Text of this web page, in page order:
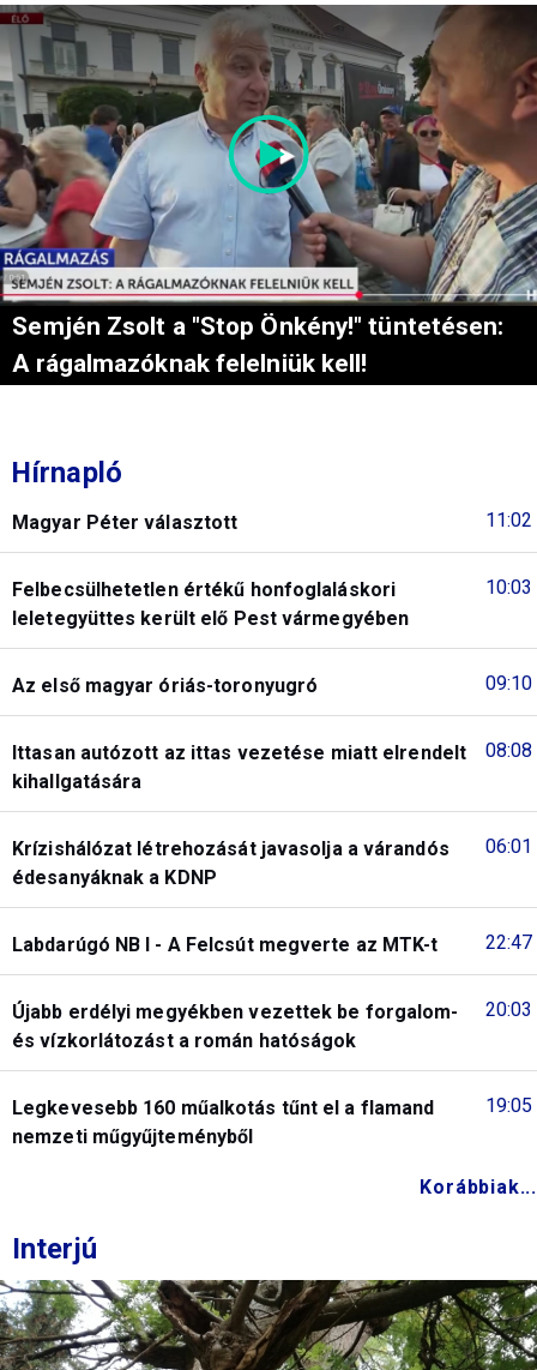
Semjén Zsolt a "Stop Önkény!" tüntetésen:
A rágalmazóknak felelniük kell!
Hírnapló
11:02
Magyar Péter választott
10:03
Felbecsülhetetlen értékű honfoglaláskori
leletegyüttes került elő Pest vármegyében
09:10
Az első magyar óriás-toronyugró
08:08
Ittasan autózott az ittas vezetése miatt elrendelt
kihallgatására
06:01
Krízishálózat létrehozását javasolja a várandós
édesanyáknak a KDNP
22:47
Labdarúgó NB I - A Felcsút megverte az MTK-t
20:03
Újabb erdélyi megyékben vezettek be forgalom-
és vízkorlátozást a román hatóságok
19:05
Legkevesebb 160 műalkotás tűnt el a flamand
nemzeti műgyűjteményből
Korábbiak...
Interjú